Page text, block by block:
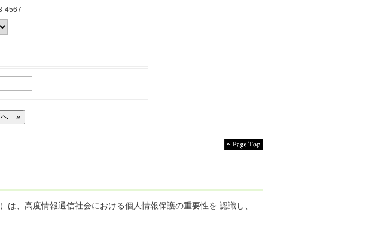
4567
、高度情報通信社会における個人情報保護の重要性を 認識し、